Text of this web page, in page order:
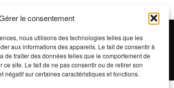
le consentement
nous utilisons des technologies telles que les
aux informations des appareils. Le fait de consentir à
de traiter des données telles que le comportement de
site. Le fait de ne pas consentir ou de retirer son
négatif sur certaines caractéristiques et fonctions.